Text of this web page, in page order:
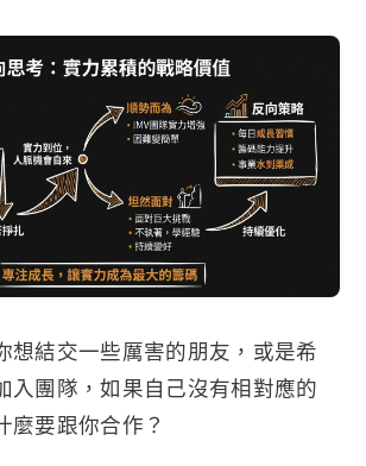
想結交一些厲害的朋友，或是希
入團隊，如果自己沒有相對應的
麼要跟你合作？